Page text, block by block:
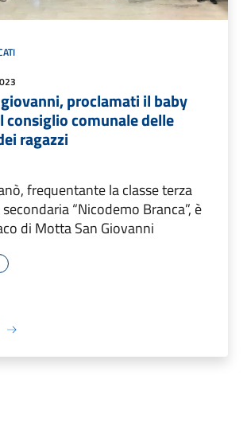
proclamati il baby
consiglio comunale delle
ragazzi
frequentante la classe terza
“Nicodemo Branca”, è
di Motta San Giovanni